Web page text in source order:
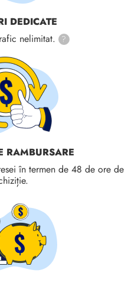
DEDICATE
nelimitat. ?
RAMBURSARE
în termen de 48 de ore de